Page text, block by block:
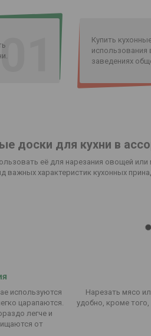
01
Купить
использования
заведениях
доски для кухни в
её для нарезания овощей
важных характеристик кухонных
используются
царапаются.
легче и
от
Нарезать мясо
удобно, кроме